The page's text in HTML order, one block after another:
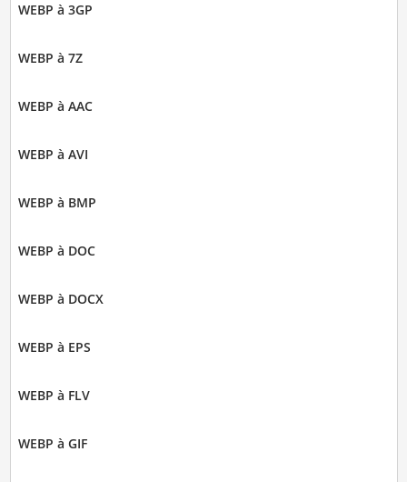
WEBP à 3GP
WEBP à 7Z
WEBP à AAC
WEBP à AVI
WEBP à BMP
WEBP à DOC
WEBP à DOCX
WEBP à EPS
WEBP à FLV
WEBP à GIF